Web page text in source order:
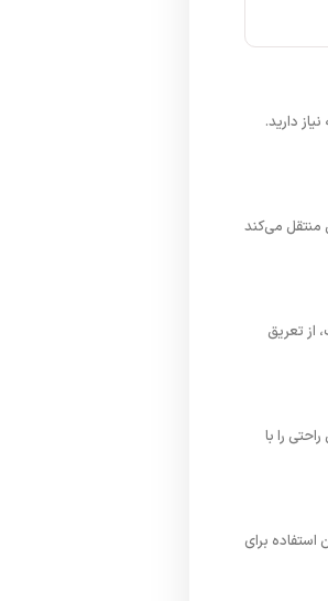
نیاز دارید.
منتقل می‌کند
از تعریق
راحتی را با
استفاده برای